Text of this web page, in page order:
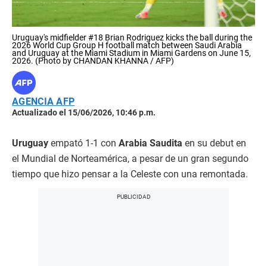
Uruguay's midfielder #18 Brian Rodriguez kicks the ball during the
2026 World Cup Group H football match between Saudi Arabia
and Uruguay at the Miami Stadium in Miami Gardens on June 15,
2026. (Photo by CHANDAN KHANNA / AFP)
AGENCIA AFP
Actualizado el 15/06/2026, 10:46 p.m.
Uruguay empató 1-1 con Arabia Saudita en su debut en
el Mundial de Norteamérica, a pesar de un gran segundo
tiempo que hizo pensar a la Celeste con una remontada.